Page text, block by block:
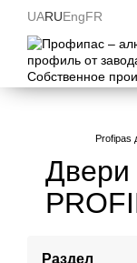
Перейти к
UARUEngFR
Profipas
Двери
Раздел